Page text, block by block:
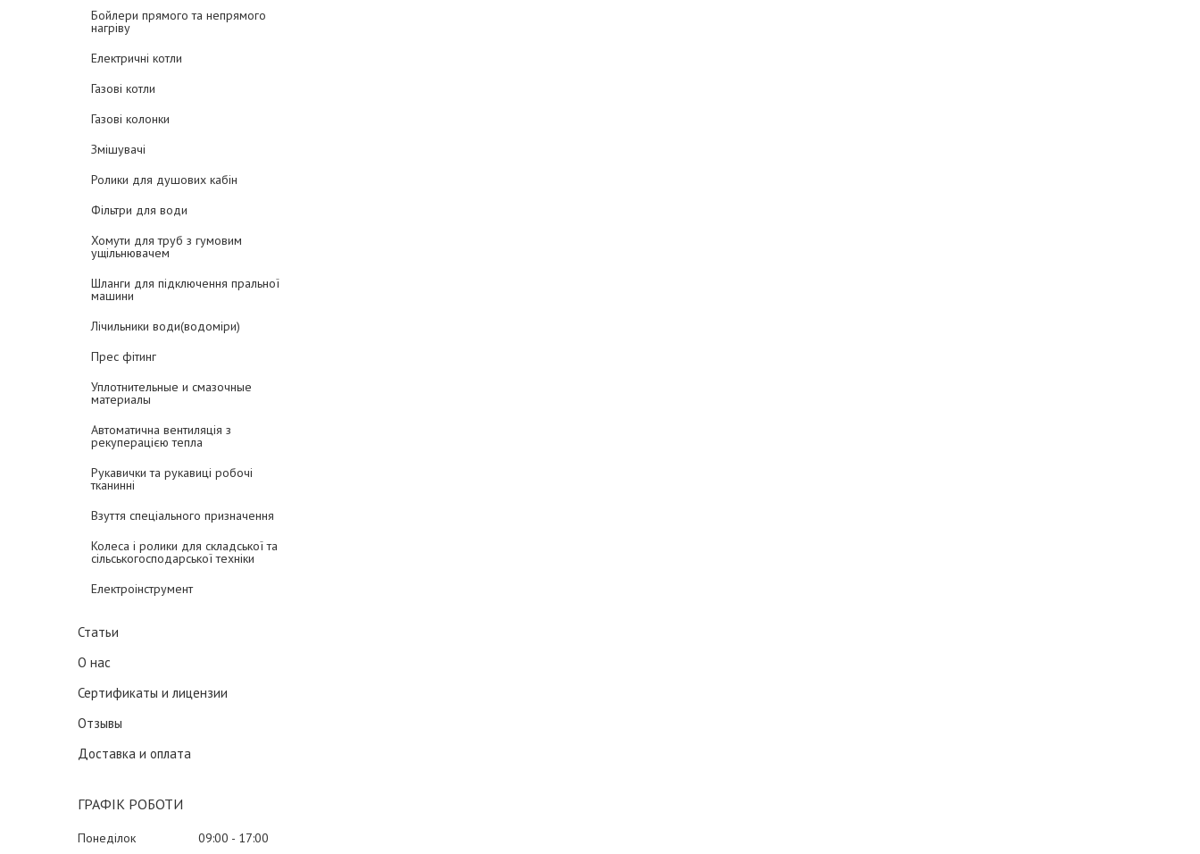
Бойлери прямого та непрямого
нагріву
Електричні котли
Газові котли
Газові колонки
Змішувачі
Ролики для душових кабін
Фільтри для води
Хомути для труб з гумовим
ущільнювачем
Шланги для підключення пральної
машини
Лічильники води(водоміри)
Прес фітинг
Уплотнительные и смазочные
материалы
Автоматична вентиляція з
рекуперацією тепла
Рукавички та рукавиці робочі
тканинні
Взуття спеціального призначення
Колеса і ролики для складської та
сільськогосподарської техніки
Електроінструмент
Статьи
О нас
Сертификаты и лицензии
Отзывы
Доставка и оплата
ГРАФІК РОБОТИ
Понеділок 09:00
17:00